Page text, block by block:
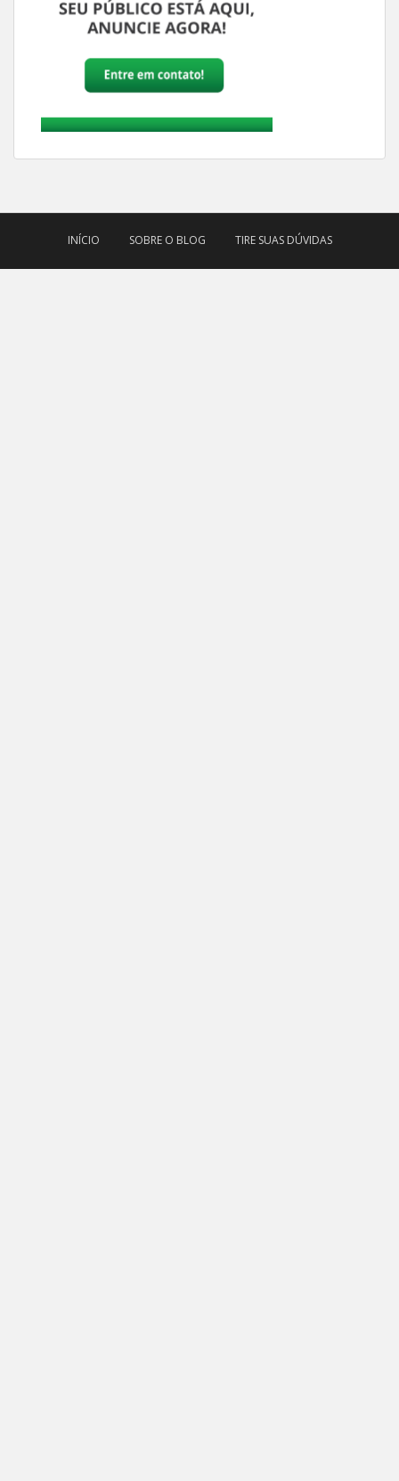
INÍCIO SOBRE O BLOG TIRE SUAS DÚVIDAS